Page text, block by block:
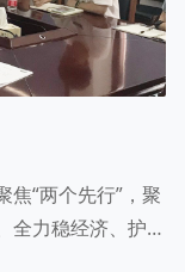
“两个先行”，聚
全力稳经济、护航